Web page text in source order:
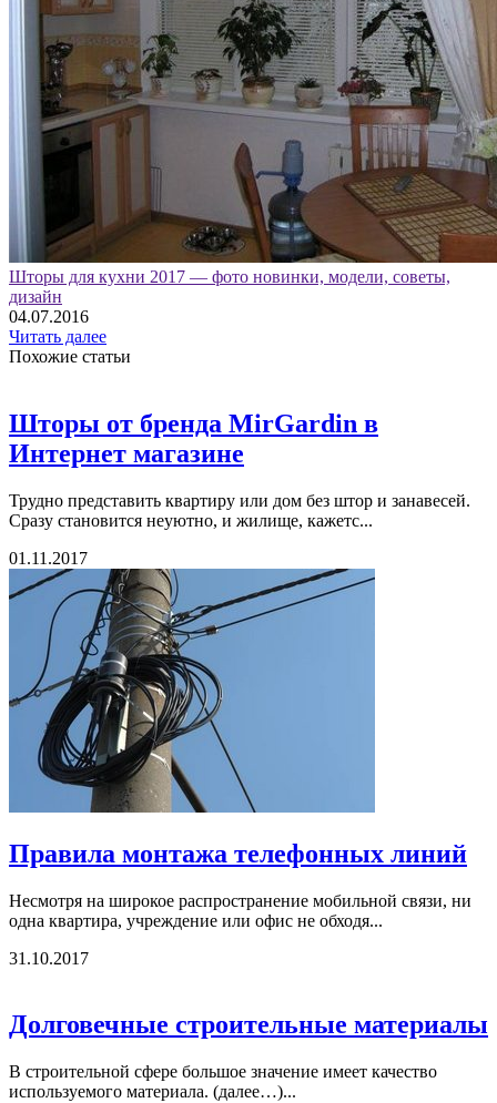
Шторы для кухни 2017 — фото новинки, модели, советы,
дизайн
04.07.2016
Читать далее
Похожие статьи
Шторы от бренда MirGardin в
Интернет магазине
Трудно представить квартиру или дом без штор и занавесей.
Сразу становится неуютно, и жилище, кажетс...
01.11.2017
Правила монтажа телефонных линий
Несмотря на широкое распространение мобильной связи, ни
одна квартира, учреждение или офис не обходя...
31.10.2017
Долговечные строительные материалы
В строительной сфере большое значение имеет качество
используемого материала. (далее…)...